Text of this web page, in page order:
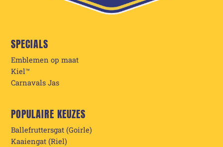
SPECIALS
Emblemen op maat
Kiel™
Carnavals Jas
POPULAIRE KEUZES
Ballefruttersgat (Goirle)
Kaaiengat (Riel)